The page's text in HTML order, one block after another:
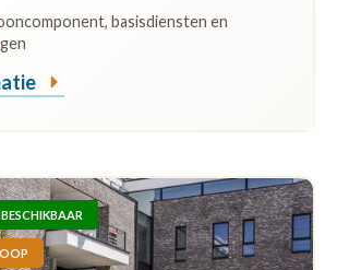
basisdiensten en